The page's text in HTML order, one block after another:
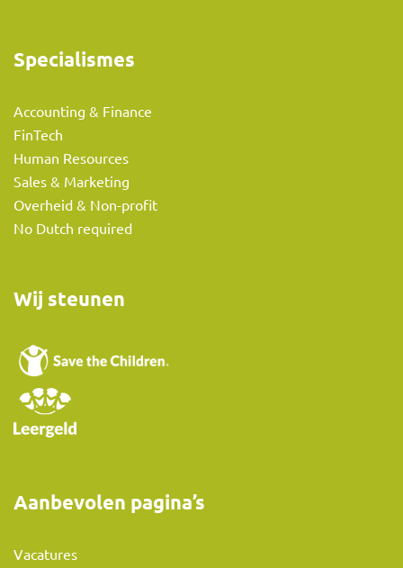
Specialismes
Accounting & Finance
FinTech
Human Resources
Sales & Marketing
Overheid & Non-profit
No Dutch required
Wij steunen
Aanbevolen pagina’s
Vacatures